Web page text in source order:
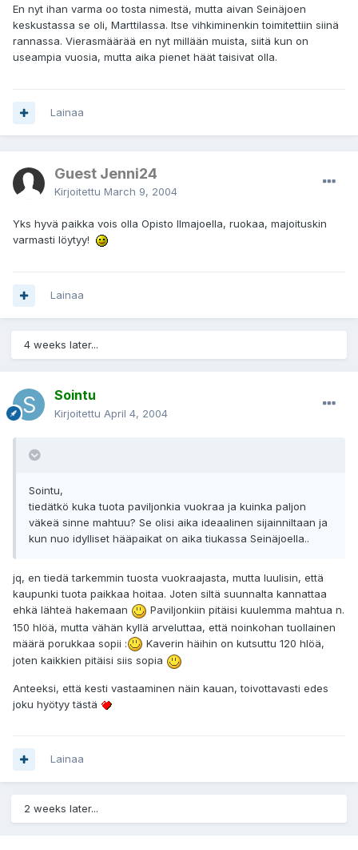
En nyt ihan varma oo tosta nimestä, mutta aivan Seinäjoen
keskustassa se oli, Marttilassa. Itse vihkiminenkin toimitettiin siinä
rannassa. Vierasmäärää en nyt millään muista, siitä kun on
useampia vuosia, mutta aika pienet häät taisivat olla.
Lainaa
Guest Jenni24
Kirjoitettu March 9, 2004
Yks hyvä paikka vois olla Opisto Ilmajoella, ruokaa, majoituskin
varmasti löytyy!
Lainaa
4 weeks later...
Sointu
Kirjoitettu April 4, 2004
Sointu,
tiedätkö kuka tuota paviljonkia vuokraa ja kuinka paljon
väkeä sinne mahtuu? Se olisi aika ideaalinen sijainniltaan ja
kun nuo idylliset hääpaikat on aika tiukassa Seinäjoella..
jq, en tiedä tarkemmin tuosta vuokraajasta, mutta luulisin, että
kaupunki tuota paikkaa hoitaa. Joten siltä suunnalta kannattaa
ehkä lähteä hakemaan
Paviljonkiin pitäisi kuulemma mahtua n.
150 hlöä, mutta vähän kyllä arveluttaa, että noinkohan tuollainen
määrä porukkaa sopii :
Kaverin häihin on kutsuttu 120 hlöä,
joten kaikkien pitäisi siis sopia
Anteeksi, että kesti vastaaminen näin kauan, toivottavasti edes
joku hyötyy tästä
Lainaa
2 weeks later...